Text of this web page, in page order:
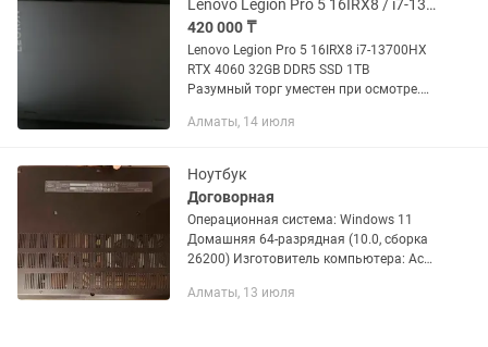
Lenovo Legion Pro 5 16IRX8 / i7-13700HX / RTX 4060
420 000 ₸
Lenovo Legion Pro 5 16IRX8 i7-13700HX
RTX 4060 32GB DDR5 SSD 1TB
Разумный торг уместен при осмотре.
ноутбук Lenovo Legion Pro 5 16IRX8
Алматы, 14 июля
Ноутбук
Договорная
Операционная система: Windows 11
Домашняя 64-разрядная (10.0, сборка
26200) Изготовитель компьютера: Асег
BIOS: V1.20 Процессор: AMD Ryzen 7
Алматы, 13 июля